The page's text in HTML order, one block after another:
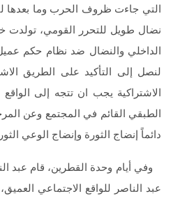
التي جاءت ظروف الحرب وما بعدها
نضال طويل للتحرر القومي، تولدت
الداخلي والنضال ضد نظام حكم
لنصل إلى التأكيد على الطريق
الاشتراكية يجب ان تتجه إلى
الطبقي القائم في المجتمع وعن
دائماً إنضاج الثورة وإنضاج الوعي
وفي أيام وحدة القطرين، قام عبد
عبد الناصر للواقع الاجتماعي